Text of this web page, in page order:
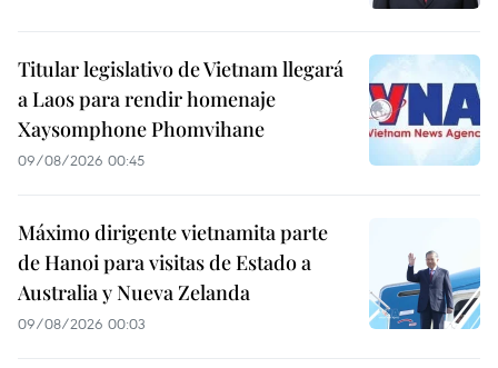
Titular legislativo de Vietnam llegará
a Laos para rendir homenaje
Xaysomphone Phomvihane
09/08/2026 00:45
Máximo dirigente vietnamita parte
de Hanoi para visitas de Estado a
Australia y Nueva Zelanda
09/08/2026 00:03